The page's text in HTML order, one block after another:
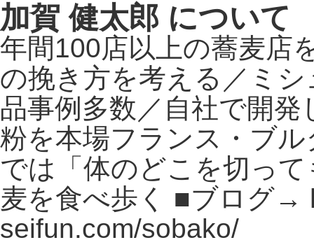
加賀 健太郎 について
年間100店以上の蕎麦店
の挽き方を考える／ミ
品事例多数／自社で開
粉を本場フランス・ブ
では「体のどこを切っ
麦を食べ歩く ■ブログ→
seifun.com/sobako/